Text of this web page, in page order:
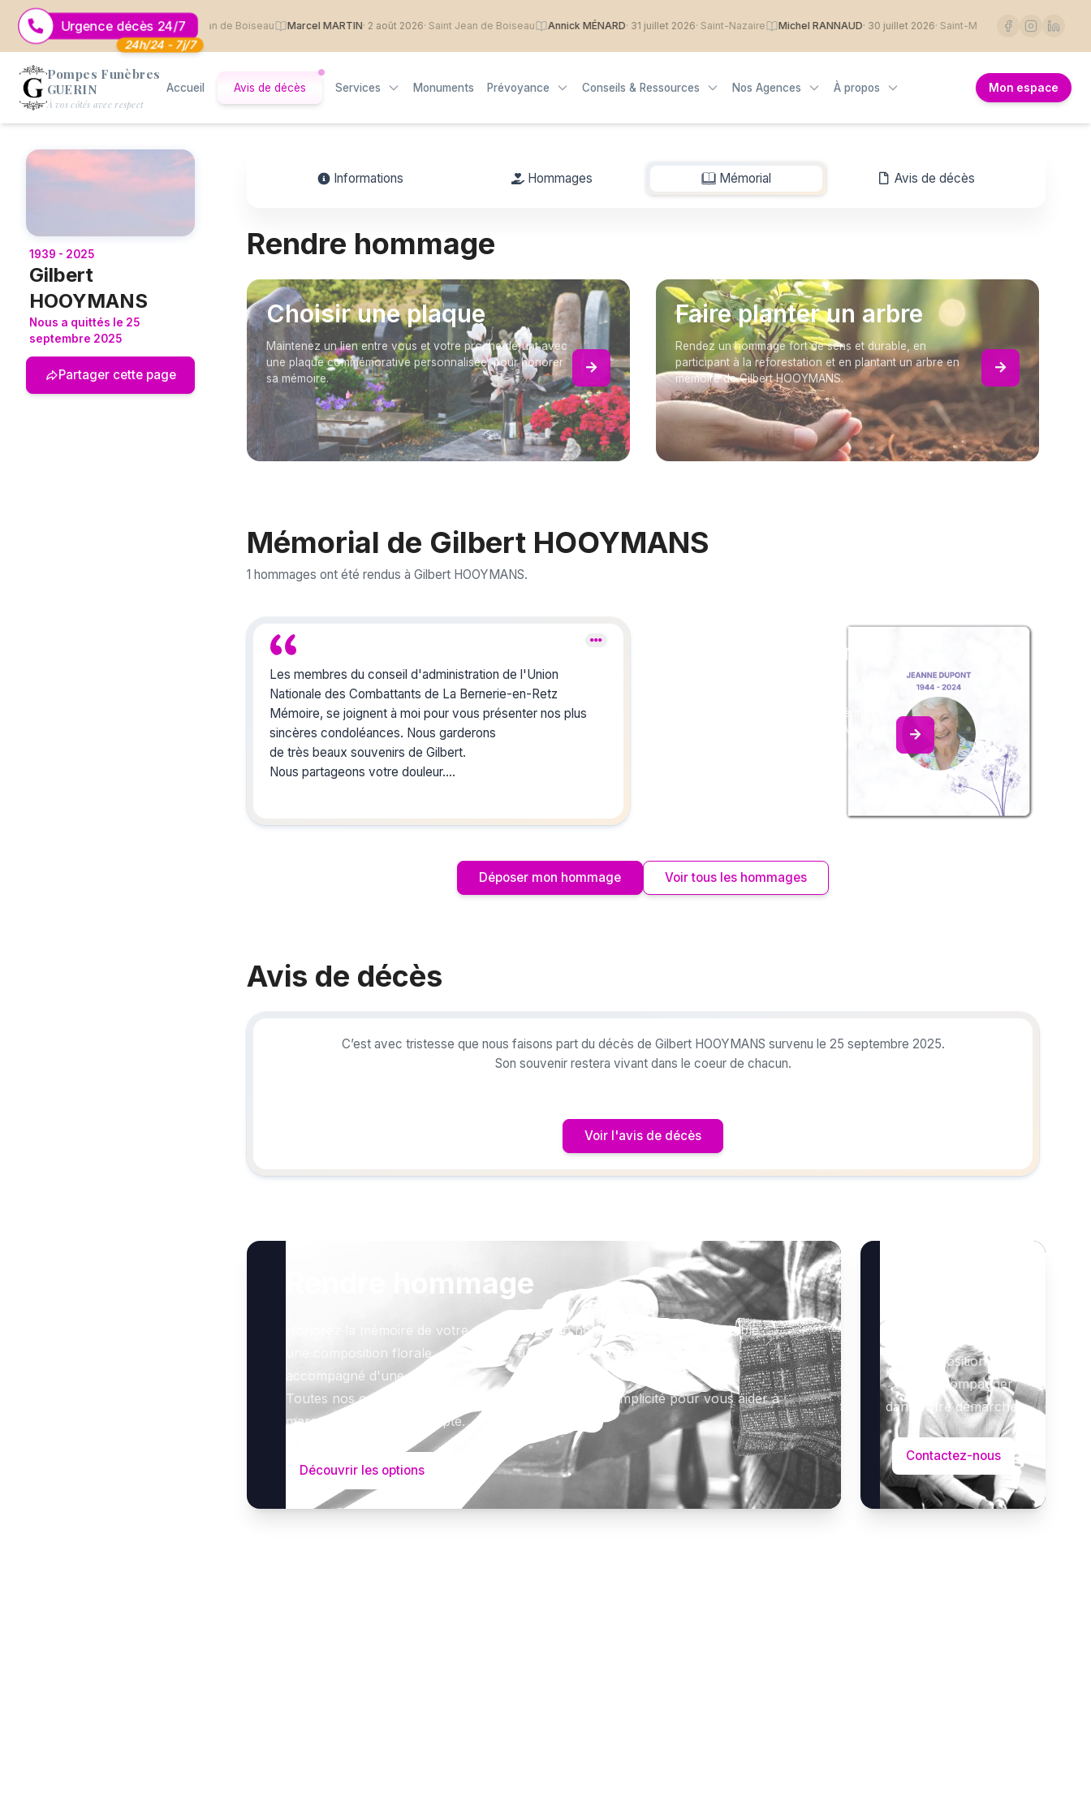
Urgence décès 24/7
24h/24 - 7j/7
sauvage· 7 août 2026· Saint Jean de Boiseau Marcel MARTIN· 2 août 2026 · Saint Jean de Boiseau Annick MÉNARD· 31 juillet 2026 · Saint-Nazaire Michel RANNAUD· 30 juillet 2026 · Saint-Michel Chef Chef Paulette
Logo Pompes Funèbres GUERIN
Pompes Funèbres
GUERIN
À vos côtés avec respect
Accueil Avis de décès Services Monuments Prévoyance Conseils & Ressources Nos Agences À propos Mon espace
1939 - 2025
Gilbert
HOOYMANS
Nous a quittés le 25
septembre 2025
Partager cette page
Informations Hommages Mémorial Avis de décès
-
Rendre hommage
Choisir une plaque
Maintenez un lien entre vous et votre proche défunt avec
une plaque commémorative personnalisée, pour honorer
sa mémoire.
Faire planter un arbre
Rendez un hommage fort de sens et durable, en
participant à la reforestation et en plantant un arbre en
mémoire de Gilbert HOOYMANS.
Mémorial de Gilbert HOOYMANS
1 hommages ont été rendus à Gilbert HOOYMANS.
Les membres du conseil d'administration de l'Union
Nationale des Combattants de La Bernerie-en-Retz
Mémoire, se joignent à moi pour vous présenter nos plus
sincères condoléances. Nous garderons
de très beaux souvenirs de Gilbert.
Nous partageons votre douleur.
Créez un album
Créez un album collaboratif en réunissant
les hommages à Gilbert HOOYMANS, pour
Déposer mon hommage Voir tous les hommages
Avis de décès
C’est avec tristesse que nous faisons part du décès de Gilbert HOOYMANS survenu le 25 septembre 2025.
Son souvenir restera vivant dans le coeur de chacun.
Voir l'avis de décès
Rendre hommage
Honorez la mémoire de votre proche avec un hommage qui vous ressemble :
une composition florale, une plaque, un arbre, ou encore un message
accompagné d'une photo.
Toutes nos options sont présentées avec respect et simplicité pour vous aider à
marquer le geste qui compte.
Découvrir les options
votre disposition pour
vous accompagner
dans votre démarche.
Contactez-nous